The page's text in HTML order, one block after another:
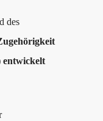
des
entwickelt